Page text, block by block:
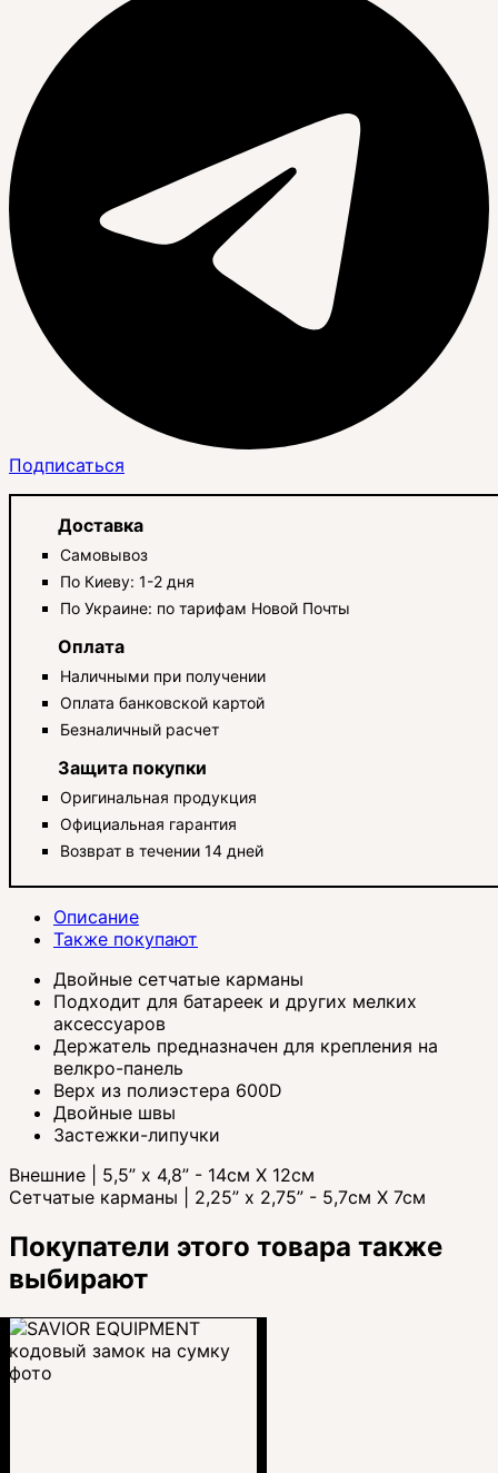
Подписаться
Доставка
Самовывоз
По Киеву: 1-2 дня
По Украине: по тарифам Новой Почты
Оплата
Наличными при получении
Оплата банковской картой
Безналичный расчет
Защита покупки
Оригинальная продукция
Официальная гарантия
Возврат в течении 14 дней
Описание
Также покупают
Двойные сетчатые карманы
Подходит для батареек и других мелких
аксессуаров
Держатель предназначен для крепления на
велкро-панель
Верх из полиэстера 600D
Двойные швы
Застежки-липучки
Внешние | 5,5” x 4,8” - 14см Х 12см
Сетчатые карманы | 2,25” x 2,75” - 5,7см Х 7см
Покупатели этого товара также
выбирают